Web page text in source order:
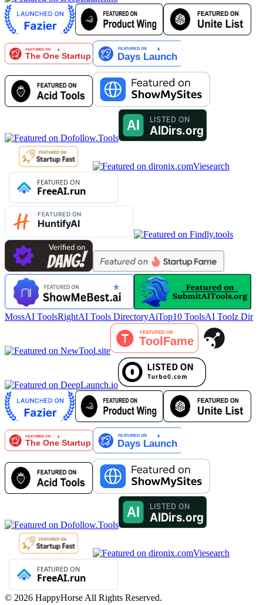
Viesearch
MossAI ToolsRightAI Tools DirectoryAiTop10 ToolsAI Toolz Dir
Viesearch
© 2026 HappyHorse All Rights Reserved.